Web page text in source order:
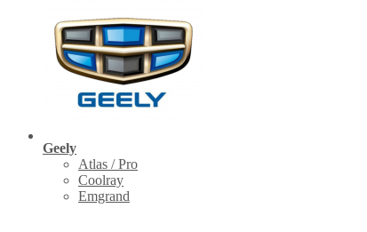
Geely
Atlas / Pro
Coolray
Emgrand